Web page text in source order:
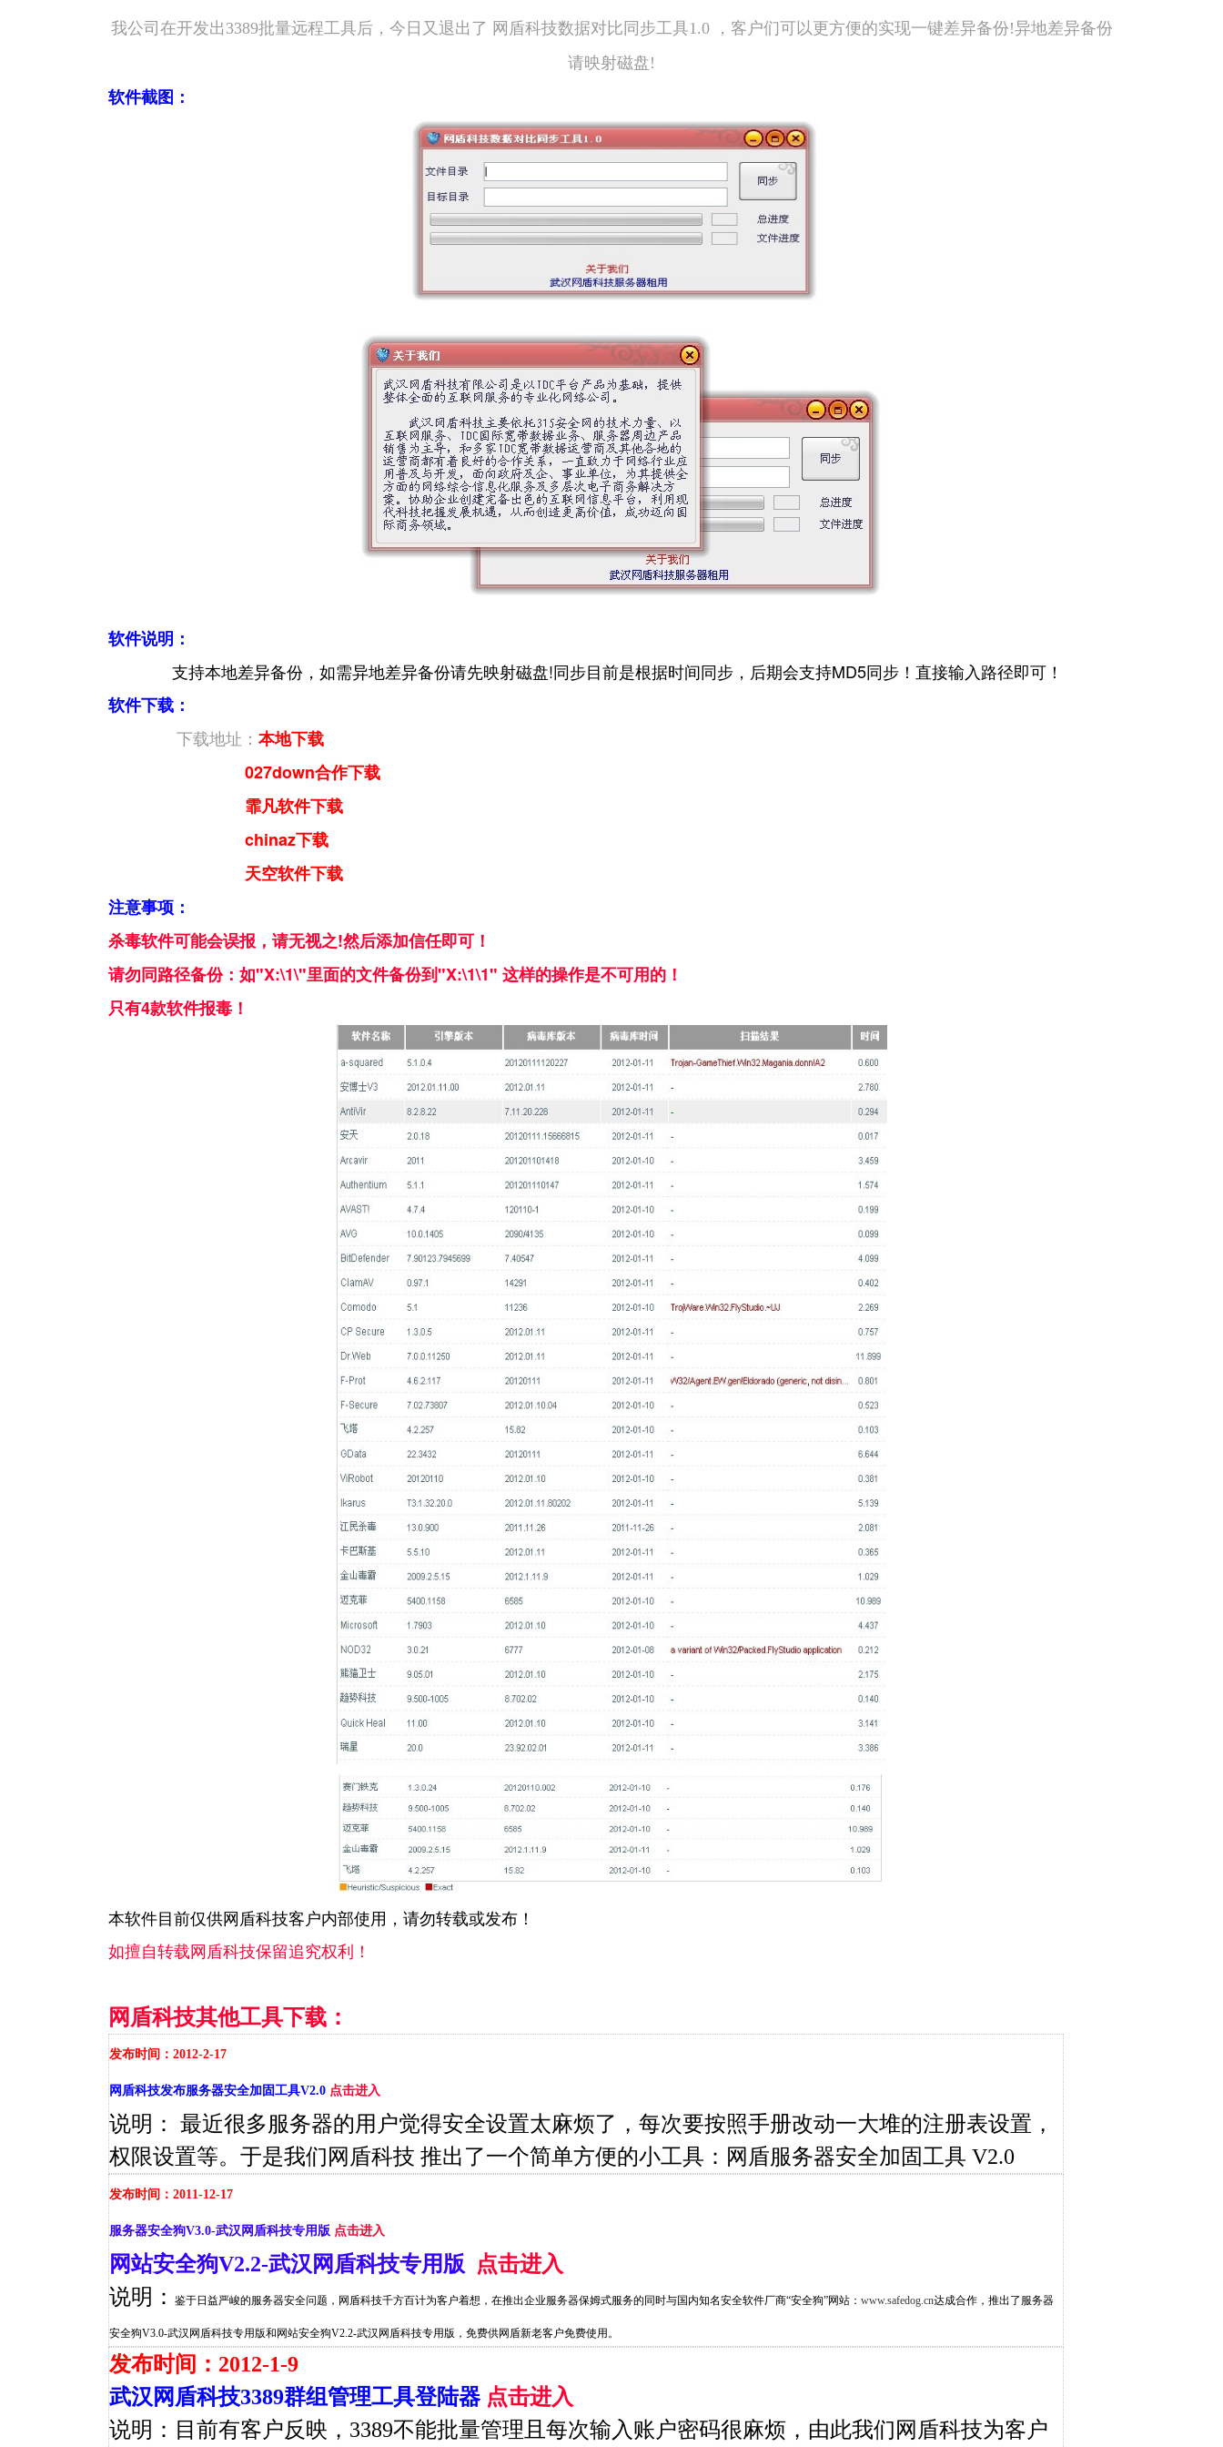
我公司在开发出3389批量远程工具后，今日又退出了 网盾科技数据对比同步工具1.0 ，客户们可以更方便的实现一键差异备份!异地差异备份
请映射磁盘!
软件截图：
软件说明：
支持本地差异备份，如需异地差异备份请先映射磁盘!同步目前是根据时间同步，后期会支持MD5同步！直接输入路径即可！
软件下载：
下载地址： 本地下载
027down合作下载
霏凡软件下载
chinaz下载
天空软件下载
注意事项：
杀毒软件可能会误报，请无视之!然后添加信任即可！
请勿同路径备份：如"X:\1\"里面的文件备份到"X:\1\1" 这样的操作是不可用的！
只有4款软件报毒！
本软件目前仅供网盾科技客户内部使用，请勿转载或发布！
如擅自转载网盾科技保留追究权利！
网盾科技其他工具下载：
发布时间：2012-2-17
网盾科技发布服务器安全加固工具V2.0 点击进入
说明： 最近很多服务器的用户觉得安全设置太麻烦了，每次要按照手册改动一大堆的注册表设置，
权限设置等。于是我们网盾科技 推出了一个简单方便的小工具：网盾服务器安全加固工具 V2.0
发布时间：2011-12-17
服务器安全狗V3.0-武汉网盾科技专用版 点击进入
网站安全狗V2.2-武汉网盾科技专用版
点击进入
说明：
鉴于日益严峻的服务器安全问题，网盾科技千方百计为客户着想，在推出企业服务器保姆式服务的同时与国内知名安全软件厂商“安全狗”网站： www.safedog.cn达成合作，推出了服务器
安全狗V3.0-武汉网盾科技专用版和网站安全狗V2.2-武汉网盾科技专用版，免费供网盾新老客户免费使用。
发布时间：2012-1-9
武汉网盾科技3389群组管理工具登陆器 点击进入
说明：目前有客户反映，3389不能批量管理且每次输入账户密码很麻烦，由此我们网盾科技为客户